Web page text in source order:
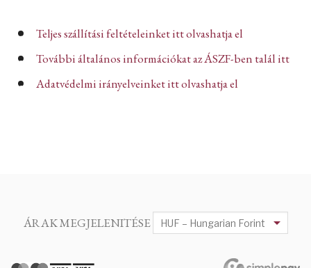
Teljes szállítási feltételeinket itt olvashatja el
További általános információkat az ÁSZF-ben talál itt
Adatvédelmi irányelveinket itt olvashatja el
ÁRAK MEGJELENITÉSE